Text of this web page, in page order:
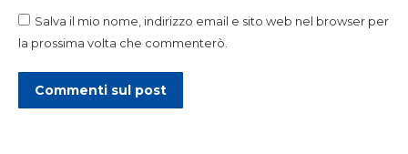
Salva il mio nome, indirizzo email e sito web nel browser per
la prossima volta che commenterò.
Commenti sul post